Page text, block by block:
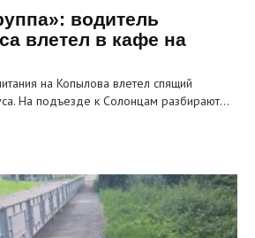
водитель
влетел в кафе на
на Копылова влетел спящий
На подъезде к Солонцам разбирают…